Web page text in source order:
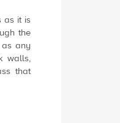
as it is
the
as any
walls,
that